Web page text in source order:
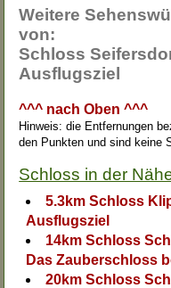
Weitere
von:
Schloss
Ausflugsziel
^^^ nach Oben ^^^
Hinweis: die Entfernungen
den Punkten und sind keine
Schloss in der
5.3km Schloss
Ausflugsziel
14km Schloss
Das Zauberschloss
20km Schloss